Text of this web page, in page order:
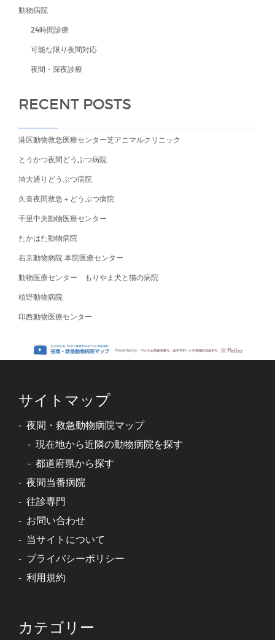
動物病院
24時間診療
可能な限り夜間対応
夜間・深夜診療
RECENT POSTS
港区動物救急医療センター芝アニマルクリニック
とうかつ夜間どうぶつ病院
埼大通りどうぶつ病院
久喜夜間救急＋どうぶつ病院
千里中央動物医療センター
たかはた動物病院
右京動物病院 本院医療センター
動物医療センター もりやま犬と猫の病院
植野動物病院
印西動物医療センター
サイトマップ
夜間・救急動物病院マップ
現在地から近隣の動物病院を探す
都道府県から探す
夜間当番病院
往診専門
お問い合わせ
当サイトについて
プライバシーポリシー
利用規約
カテゴリー